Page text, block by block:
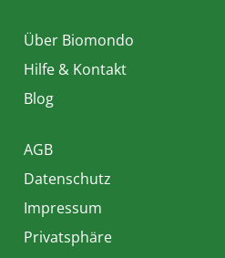
Über Biomondo
Hilfe & Kontakt
Blog
AGB
Datenschutz
Impressum
Privatsphäre